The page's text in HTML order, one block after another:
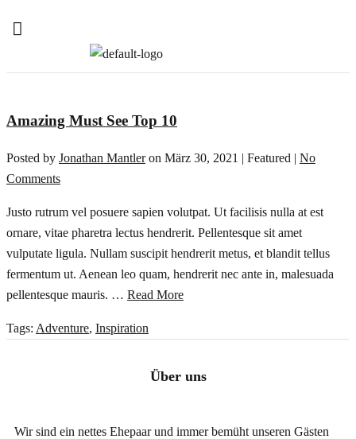
Amazing Must See Top 10
Posted by Jonathan Mantler on März 30, 2021 | Featured | No
Comments
Justo rutrum vel posuere sapien volutpat. Ut facilisis nulla at est
ornare, vitae pharetra lectus hendrerit. Pellentesque sit amet
vulputate ligula. Nullam suscipit hendrerit metus, et blandit tellus
fermentum ut. Aenean leo quam, hendrerit nec ante in, malesuada
pellentesque mauris. … Read More
Tags: Adventure, Inspiration
Über uns
Wir sind ein nettes Ehepaar und immer bemüht unseren Gästen